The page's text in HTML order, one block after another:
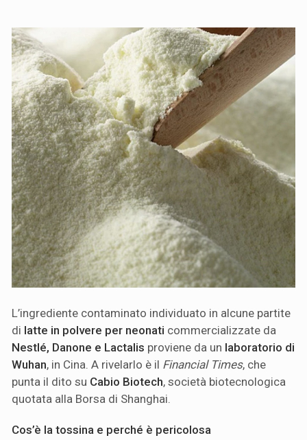
L’ingrediente contaminato individuato in alcune partite
di latte in polvere per neonati commercializzate da
Nestlé, Danone e Lactalis proviene da un laboratorio di
Wuhan, in Cina. A rivelarlo è il Financial Times, che
punta il dito su Cabio Biotech, società biotecnologica
quotata alla Borsa di Shanghai.
Cos’è la tossina e perché è pericolosa